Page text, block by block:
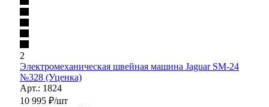
2
Электромеханическая швейная машина Jaguar SM-24
№328 (Уценка)
Арт.: 1824
10 995 ₽/шт